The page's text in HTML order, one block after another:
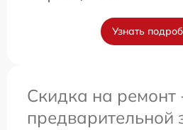
Узнать
Скидка на ремонт
предварительной